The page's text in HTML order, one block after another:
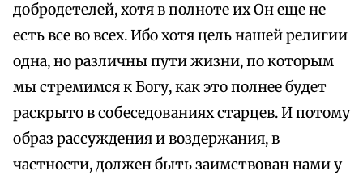
добродетелей, хотя в полноте их Он еще не
есть все во всех. Ибо хотя цель нашей религии
одна, но различны пути жизни, по которым
мы стремимся к Богу, как это полнее будет
раскрыто в собеседованиях старцев. И потому
образ рассуждения и воздержания, в
частности, должен быть заимствован нами у